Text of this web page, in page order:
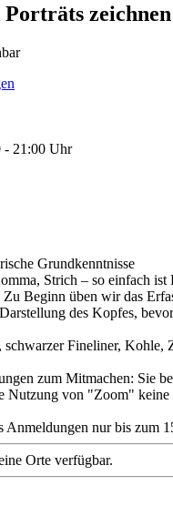
zeichnen
- 21:00 Uhr
Grundkenntnisse
Strich – so einfach
Beginn üben wir das
des Kopfes,
Fineliner, Kohle,
zum Mitmachen: Sie
Nutzung von "Zoom" keine
Anmeldungen nur bis
Orte verfügbar.